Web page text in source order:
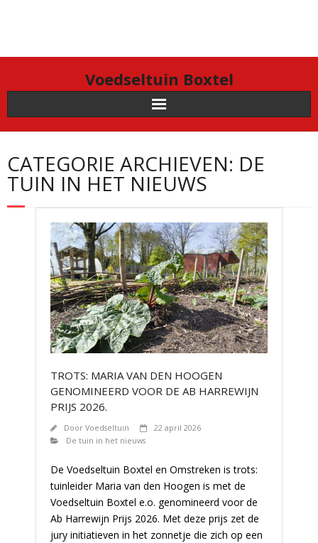
Voedseltuin Boxtel
CATEGORIE ARCHIEVEN: DE
TUIN IN HET NIEUWS
TROTS: MARIA VAN DEN HOOGEN
GENOMINEERD VOOR DE AB HARREWIJN
PRIJS 2026.
Door Voedseltuin
22 april 2026
De tuin in het nieuws
De Voedseltuin Boxtel en Omstreken is trots:
tuinleider Maria van den Hoogen is met de
Voedseltuin Boxtel e.o. genomineerd voor de
Ab Harrewijn Prijs 2026. Met deze prijs zet de
jury initiatieven in het zonnetje die zich op een